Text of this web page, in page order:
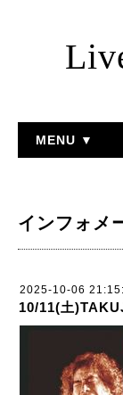
MENU ▼
インフォメ
2025-10-06
10/11(土